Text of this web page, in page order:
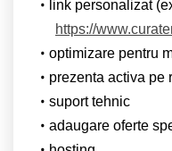
link personalizat
https://
optimizare pentru
prezenta activa pe
suport tehnic
adaugare oferte